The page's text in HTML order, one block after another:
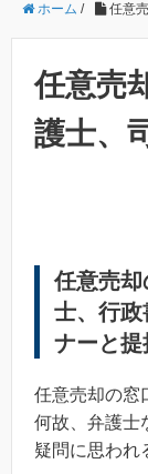
ホーム / 任意
任意売
護士、
任意売
士、行政
ナーと提
任意売却の窓
何故、弁護士
疑問に思われ